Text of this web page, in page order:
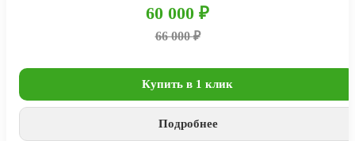
60 000 ₽
66 000 ₽
Купить в 1 клик
Подробнее